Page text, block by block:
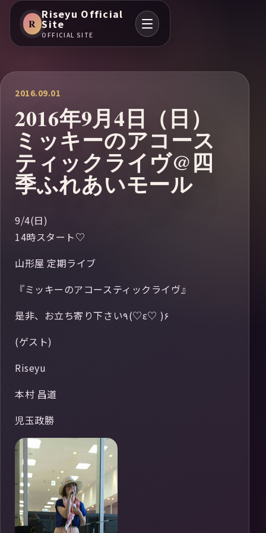
R
Riseyu Official
Site
OFFICIAL SITE
2016.09.01
2016年9月4日（日）
ミッキーのアコース
ティックライヴ@四
季ふれあいモール
9/4(日)
14時スタート♡
山形屋 定期ライブ
『ミッキーのアコースティックライヴ』
是非、お立ち寄り下さい٩(♡ε♡ )۶
(ゲスト)
Riseyu
本村 昌道
児玉政勝